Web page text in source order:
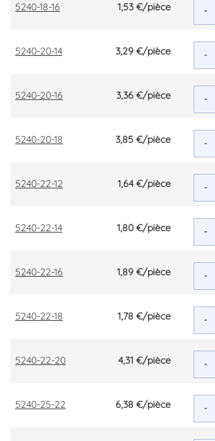
5240-18-16 1,53 €/pièce -
5240-20-14 3,29 €/pièce -
5240-20-16 3,36 €/pièce -
5240-20-18 3,85 €/pièce -
5240-22-12 1,64 €/pièce -
5240-22-14 1,80 €/pièce -
5240-22-16 1,89 €/pièce -
5240-22-18 1,78 €/pièce -
5240-22-20 4,31 €/pièce -
5240-25-22 6,38 €/pièce -